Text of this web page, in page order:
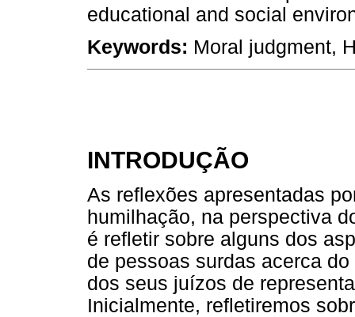
educational and social
Keywords: Moral judgment,
INTRODUÇÃO
As reflexões apresentadas
humilhação, na perspectiva
é refletir sobre alguns dos
de pessoas surdas acerca
dos seus juízos de
Inicialmente, refletiremos